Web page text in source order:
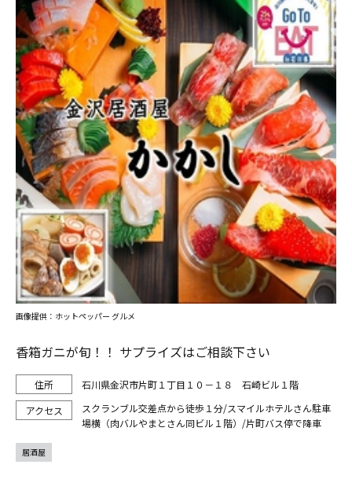
香箱ガニが旬！！ サプライズはご相談下さい
石川県金沢市片町１丁目１０－１８ 石崎ビル１階
スクランブル交差点から徒歩１分/スマイルホテルさん駐車
場横（肉バルやまとさん同ビル１階）/片町バス停で降車
画像提供：ホットペッパー グルメ
居酒屋